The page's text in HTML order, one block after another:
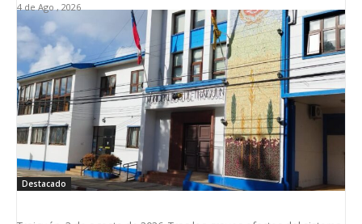
4 de Ago , 2026
Destacado